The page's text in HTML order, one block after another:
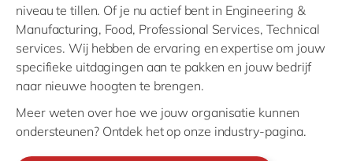
niveau te tillen. Of je nu actief bent in Engineering &
Manufacturing, Food, Professional Services, Technical
services. Wij hebben de ervaring en expertise om jouw
specifieke uitdagingen aan te pakken en jouw bedrijf
naar nieuwe hoogten te brengen.
Meer weten over hoe we jouw organisatie kunnen
ondersteunen? Ontdek het op onze industry-pagina.